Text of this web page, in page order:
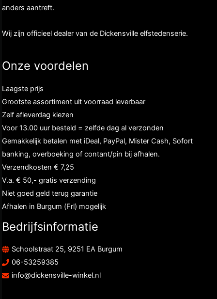
anders aantreft.
Wij zijn officieel dealer van de Dickensville elfstedenserie.
Onze voordelen
Laagste prijs
Grootste assortiment uit voorraad leverbaar
Zelf afleverdag kiezen
Voor 13.00 uur besteld = zelfde dag al verzonden
Gemakkelijk betalen met iDeal, PayPal, Mister Cash, Sofort
banking, overboeking of contant/pin bij afhalen.
Verzendkosten € 7,25
V.a. € 50,- gratis verzending
Niet goed geld terug garantie
Afhalen in Burgum (Frl) mogelijk
Bedrijfsinformatie
Schoolstraat 25, 9251 EA Burgum
06-53259385
info@dickensville-winkel.nl